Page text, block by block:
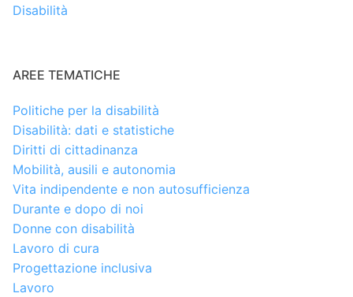
Disabilità
AREE TEMATICHE
Politiche per la disabilità
Disabilità: dati e statistiche
Diritti di cittadinanza
Mobilità, ausili e autonomia
Vita indipendente e non autosufficienza
Durante e dopo di noi
Donne con disabilità
Lavoro di cura
Progettazione inclusiva
Lavoro